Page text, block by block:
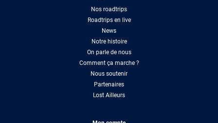
Nos roadtrips
Roadtrips en live
News
Notre histoire
On parle de nous
Comment ça marche ?
Nous soutenir
Partenaires
Lost Ailleurs